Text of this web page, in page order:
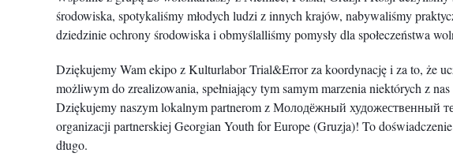
środowiska, spotykaliśmy młodych ludzi z innych krajów, nabywaliśmy
dziedzinie ochrony środowiska i obmyślalliśmy pomysły dla społeczeństwa
Dziękujemy Wam ekipo z Kulturlabor Trial&Error za koordynację i za to, że
możliwym do zrealizowania, spełniający tym samym marzenia niektórych z
Dziękujemy naszym lokalnym partnerom z Молодёжный художественный
organizacji partnerskiej Georgian Youth for Europe (Gruzja)! To
długo.